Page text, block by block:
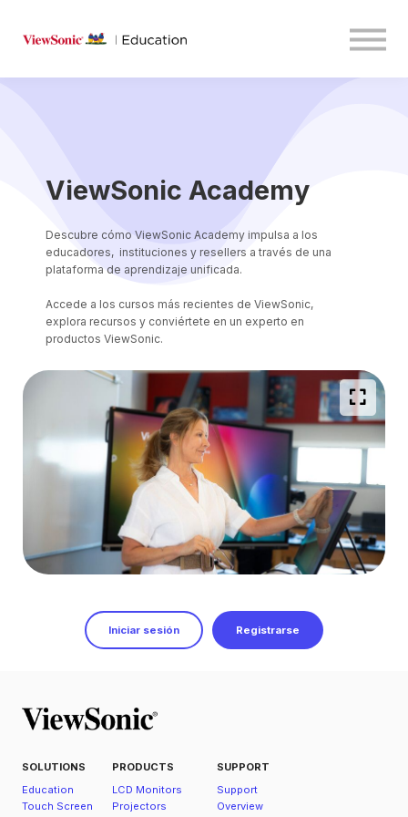
Resources
ViewSonic Academy
Descubre cómo ViewSonic Academy impulsa a los
educadores, instituciones y resellers a través de una
plataforma de aprendizaje unificada.
Accede a los cursos más recientes de ViewSonic,
explora recursos y conviértete en un experto en
productos ViewSonic.
Iniciar sesión Registrarse
SOLUTIONS
Education
Touch Screen
PRODUCTS
LCD Monitors
Projectors
SUPPORT
Support
Overview